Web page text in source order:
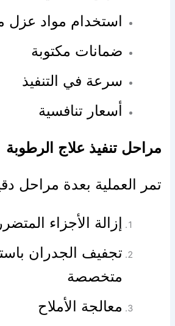
استخدام مواد عزل
ضمانات مكتوبة
سرعة في التنفيذ
أسعار تنافسية
مراحل تنفيذ علاج الرطوبة
تمر العملية بعدة مراحل
إزالة الأجزاء
تجفيف الجدران
متخصصة
معالجة الأملاح